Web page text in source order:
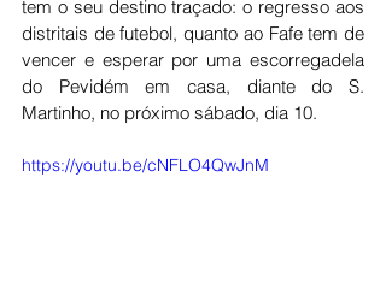
tem o seu destino traçado: o regresso aos
distritais de futebol, quanto ao Fafe tem de
vencer e esperar por uma escorregadela
do Pevidém em casa, diante do S.
Martinho, no próximo sábado, dia 10.
https://youtu.be/cNFLO4QwJnM